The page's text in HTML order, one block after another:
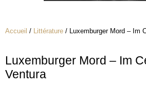
Accueil / Littérature / Luxemburger Mord – Im
Luxemburger Mord – Im
Ventura